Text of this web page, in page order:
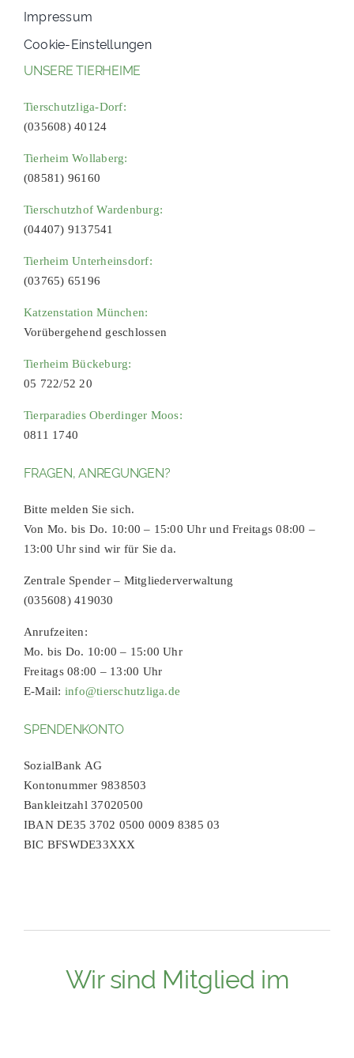
Impressum
Cookie-Einstellungen
UNSERE TIERHEIME
Tierschutzliga-Dorf:
(035608) 40124
Tierheim Wollaberg:
(08581) 96160
Tierschutzhof Wardenburg:
(04407) 9137541
Tierheim Unterheinsdorf:
(03765) 65196
Katzenstation München:
Vorübergehend geschlossen
Tierheim Bückeburg:
05 722/52 20
Tierparadies Oberdinger Moos:
0811 1740
FRAGEN, ANREGUNGEN?
Bitte melden Sie sich.
Von Mo. bis Do. 10:00 – 15:00 Uhr und Freitags 08:00 –
13:00 Uhr sind wir für Sie da.
Zentrale Spender – Mitgliederverwaltung
(035608) 419030
Anrufzeiten:
Mo. bis Do. 10:00 – 15:00 Uhr
Freitags 08:00 – 13:00 Uhr
E-Mail: info@tierschutzliga.de
SPENDENKONTO
SozialBank AG
Kontonummer 9838503
Bankleitzahl 37020500
IBAN DE35 3702 0500 0009 8385 03
BIC BFSWDE33XXX
Wir sind Mitglied im